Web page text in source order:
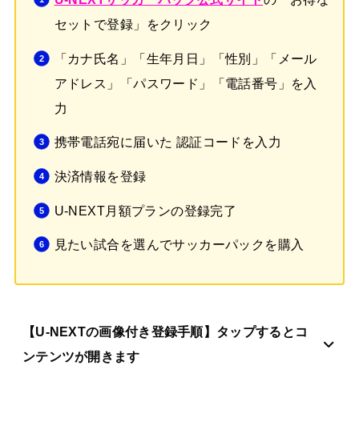
セットで登録」をクリック
「カナ氏名」「生年月日」「性別」「メール
アドレス」「パスワード」「電話番号」を入
力
携帯電話宛に届いた 認証コードを入力
決済情報を登録
U-NEXT月額プランの登録完了
見たい試合を選んでサッカーパックを購入
【U-NEXTの画像付き登録手順】タップするとコ
ンテンツが開きます